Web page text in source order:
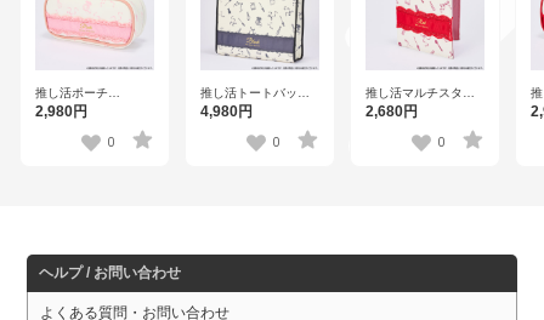
推し活ポーチ
【PINK】
2,980円
0
推し活トートバッグ
【BLACK】
4,980円
0
推し活マルチスタン
ドケース【RED】
2,680円
0
ヘルプ / お問い合わせ
よくある質問・お問い合わせ